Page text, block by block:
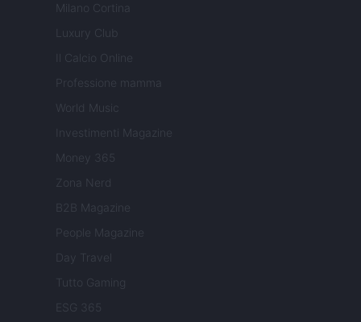
Milano Cortina
Luxury Club
Il Calcio Online
Professione mamma
World Music
Investimenti Magazine
Money 365
Zona Nerd
B2B Magazine
People Magazine
Day Travel
Tutto Gaming
ESG 365